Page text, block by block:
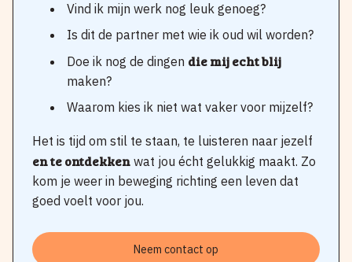
Vind ik mijn werk nog leuk genoeg?
Is dit de partner met wie ik oud wil worden?
Doe ik nog de dingen die mij echt blij
maken?
Waarom kies ik niet wat vaker voor mijzelf?
Het is tijd om stil te staan, te luisteren naar jezelf
en te ontdekken wat jou écht gelukkig maakt. Zo
kom je weer in beweging richting een leven dat
goed voelt voor jou.
Neem contact op